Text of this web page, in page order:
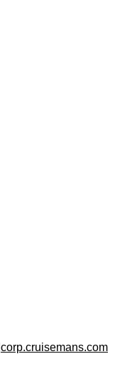
corp.cruisemans.com